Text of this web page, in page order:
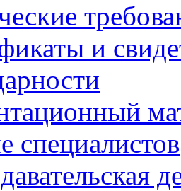
и
специалистов